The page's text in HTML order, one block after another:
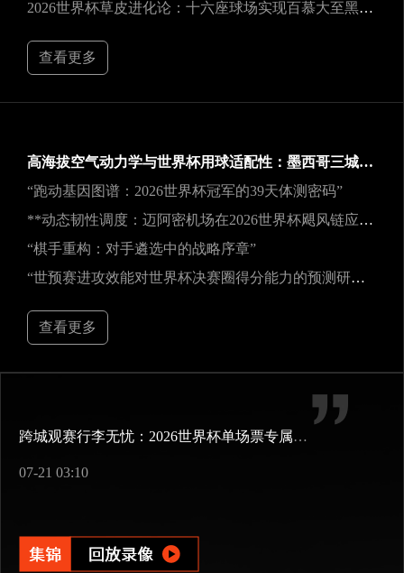
2026世界杯草皮进化论：十六座球场实现百慕大至黑麦草的生态跃迁
查看更多
高海拔空气动力学与世界杯用球适配性：墨西哥三城实地验证研究
“跑动基因图谱：2026世界杯冠军的39天体测密码”
**动态韧性调度：迈阿密机场在2026世界杯飓风链应急中的中枢重构**
“棋手重构：对手遴选中的战略序章”
“世预赛进攻效能对世界杯决赛圈得分能力的预测研究——以2026年美加墨世界杯为例”
查看更多
跨城观赛行李无忧：2026世界杯单场票专属行李“门到门”跨城速达方案
07-21 03:10